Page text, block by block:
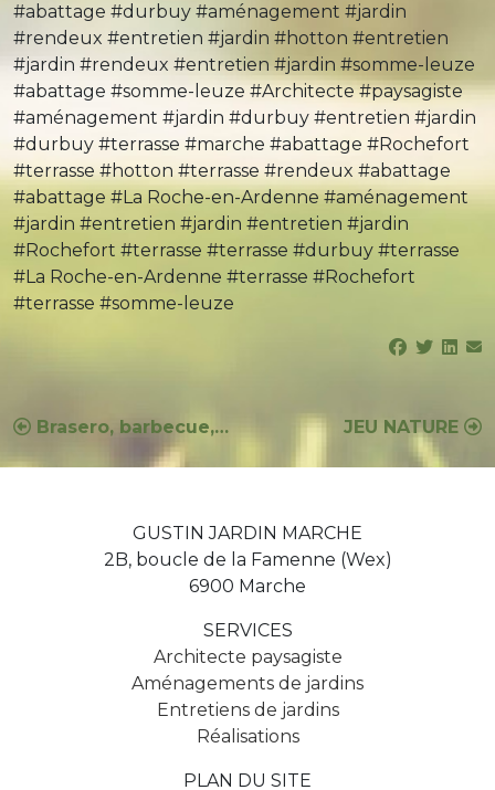
#abattage #durbuy #aménagement #jardin
#rendeux #entretien #jardin #hotton #entretien
#jardin #rendeux #entretien #jardin #somme-leuze
#abattage #somme-leuze #Architecte #paysagiste
#aménagement #jardin #durbuy #entretien #jardin
#durbuy #terrasse #marche #abattage #Rochefort
#terrasse #hotton #terrasse #rendeux #abattage
#abattage #La Roche-en-Ardenne #aménagement
#jardin #entretien #jardin #entretien #jardin
#Rochefort #terrasse #terrasse #durbuy #terrasse
#La Roche-en-Ardenne #terrasse #Rochefort
#terrasse #somme-leuze
Navigation
de
Brasero, barbecue,… JEU NATURE
GUSTIN JARDIN MARCHE
2B, boucle de la Famenne (Wex)
6900 Marche
SERVICES
Architecte paysagiste
Aménagements de jardins
Entretiens de jardins
Réalisations
PLAN DU SITE